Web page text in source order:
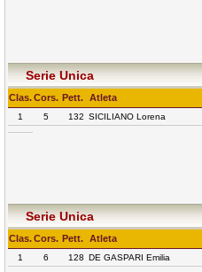
Serie Unica
Clas.Cors. Pett. Atleta
1 5 132 SICILIANO Lorena
Serie Unica
Clas.Cors. Pett. Atleta
1 6 128 DE GASPARI Emilia